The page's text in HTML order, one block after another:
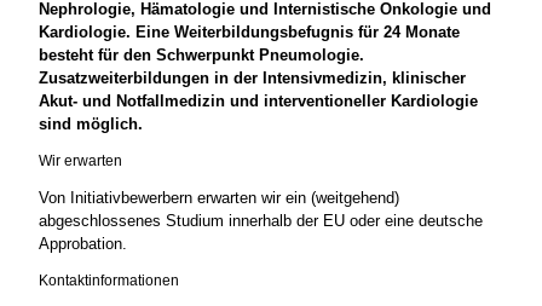
Nephrologie, Hämatologie und Internistische Onkologie und
Kardiologie. Eine Weiterbildungsbefugnis für 24 Monate
besteht für den Schwerpunkt Pneumologie.
Zusatzweiterbildungen in der Intensivmedizin, klinischer
Akut- und Notfallmedizin und interventioneller Kardiologie
sind möglich.
Wir erwarten
Von Initiativbewerbern erwarten wir ein (weitgehend)
abgeschlossenes Studium innerhalb der EU oder eine deutsche
Approbation.
Kontaktinformationen